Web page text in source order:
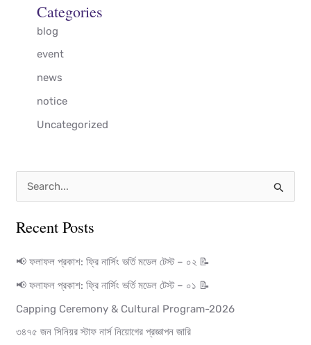
Categories
blog
event
news
notice
Uncategorized
a
f
o
Recent Posts
📢 ফলাফল প্রকাশ: ফ্রি নার্সিং ভর্তি মডেল টেস্ট – ০২ 📝
📢 ফলাফল প্রকাশ: ফ্রি নার্সিং ভর্তি মডেল টেস্ট – ০১ 📝
Capping Ceremony & Cultural Program-2026
৩৪৭৫ জন সিনিয়র স্টাফ নার্স নিয়োগের প্রজ্ঞাপন জারি